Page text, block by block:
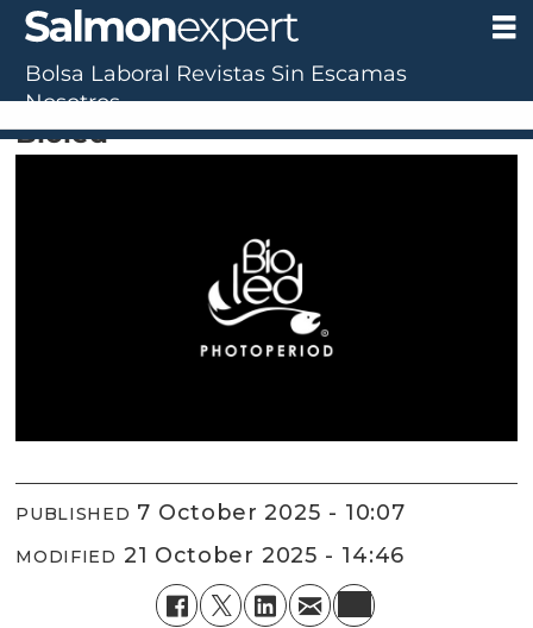
Proveedor ESA Aysén 2025
Bioled
PUBLISHED 7 October 2025 - 10:07
MODIFIED 21 October 2025 - 14:46
Bolsa Laboral Revistas Sin Escamas
Nosotros